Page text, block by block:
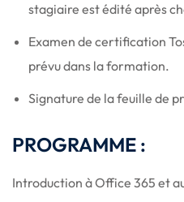
stagiaire est édité après
Examen de certification
prévu dans la formation.
Signature de la feuille de
PROGRAMME :
Introduction à Office 365 et